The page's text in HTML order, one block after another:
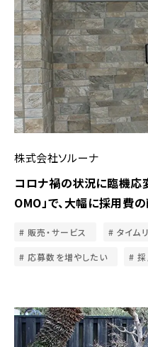
株式会社ソルーナ
コロナ禍の状況に臨機応
OMO」で、大幅に採用費
販売・サービス タイム
応募数を増やしたい